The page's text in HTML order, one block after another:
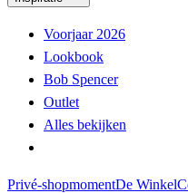
Voorjaar 2026
Lookbook
Bob Spencer
Outlet
Alles bekijken
Privé-shopmomentDe Winkel